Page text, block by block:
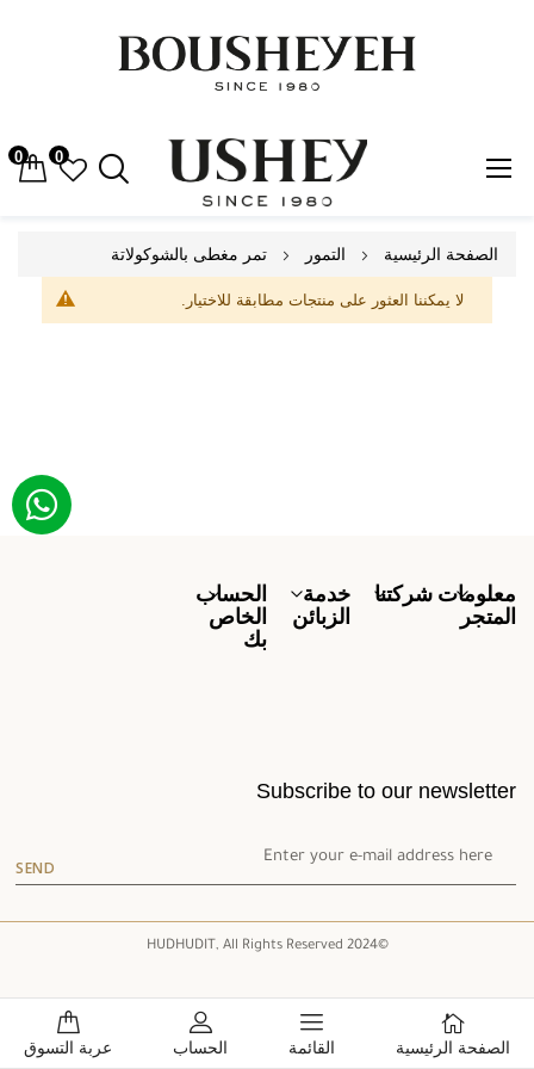
0
0
الصفحة الرئيسية التمور تمر مغطى بالشوكولاتة
لا يمكننا العثور على منتجات مطابقة للاختيار.
معلومات
المتجر
شركتنا
خدمة
الزبائن
الحساب
الخاص
بك
Subscribe to our newsletter
SEND
الصفحة الرئيسية القائمة الحساب عربة التسوق
©2024 HUDHUDIT, All Rights Reserved